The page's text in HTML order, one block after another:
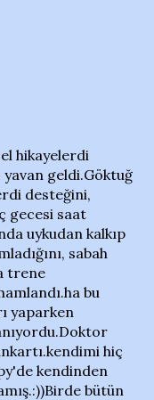
hikayelerdi
yavan geldi.Göktuğ
desteğini,
gecesi saat
uykudan kalkıp
sabah
trene
bu
yaparken
hiç
kendinden
bütün